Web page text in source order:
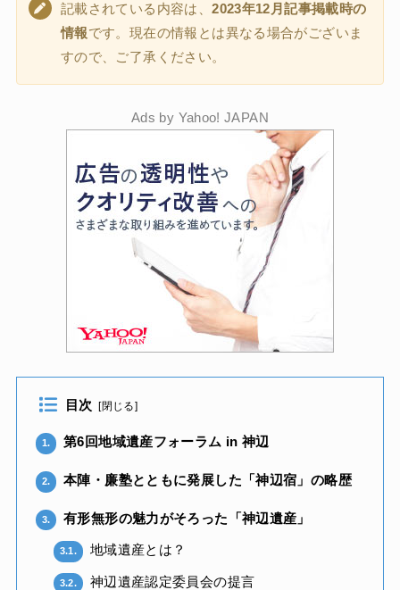
記載されている内容は、2023年12月記事掲載時の
情報です。現在の情報とは異なる場合がございま
すので、ご了承ください。
Ads by Yahoo! JAPAN
目次 [閉じる]
1. 第6回地域遺産フォーラム in 神辺
2. 本陣・廉塾とともに発展した「神辺宿」の略歴
3. 有形無形の魅力がそろった「神辺遺産」
3.1. 地域遺産とは？
3.2. 神辺遺産認定委員会の提言